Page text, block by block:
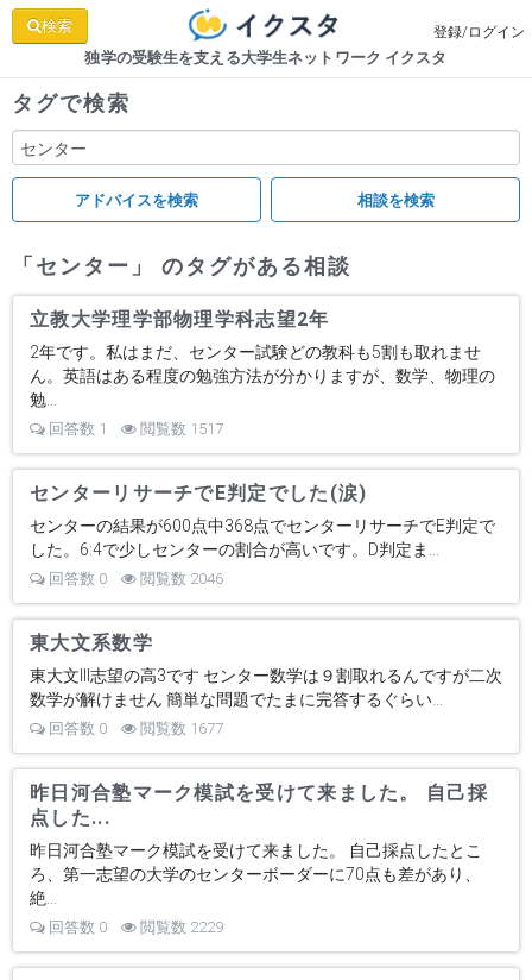
検索 登録/ログイン
独学の受験生を支える大学生ネットワーク イクスタ
タグで検索
「センター」 のタグがある相談
立教大学理学部物理学科志望2年
2年です。私はまだ、センター試験どの教科も5割も取れませ
ん。英語はある程度の勉強方法が分かりますが、数学、物理の
勉...
回答数 1 閲覧数 1517
センターリサーチでE判定でした(涙)
センターの結果が600点中368点でセンターリサーチでE判定で
した。6:4で少しセンターの割合が高いです。D判定ま...
回答数 0 閲覧数 2046
東大文系数学
東大文Ⅲ志望の高3です センター数学は９割取れるんですが二次
数学が解けません 簡単な問題でたまに完答するぐらい...
回答数 0 閲覧数 1677
昨日河合塾マーク模試を受けて来ました。 自己採
点した...
昨日河合塾マーク模試を受けて来ました。 自己採点したとこ
ろ、第一志望の大学のセンターボーダーに70点も差があり、
絶...
回答数 0 閲覧数 2229